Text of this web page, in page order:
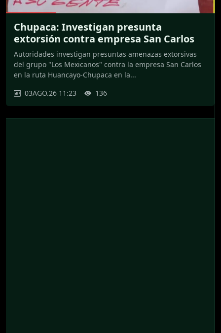
Chupaca: Investigan presunta
extorsión contra empresa San Carlos
Autoridades investigan presuntas amenazas extorsivas
del grupo "Los Mexicanos" contra la empresa San Carlos
en la ruta Huancayo-Chupaca en la...
03AGO.26 11:23
136